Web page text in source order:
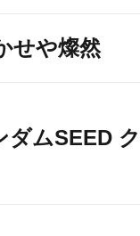
せや燦然
ダムSEED ク